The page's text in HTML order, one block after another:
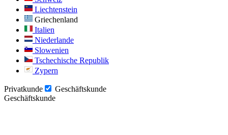
Liechtenstein
Griechenland
Italien
Niederlande
Slowenien
Tschechische Republik
Zypern
Privatkunde
Geschäftskunde
Geschäftskunde